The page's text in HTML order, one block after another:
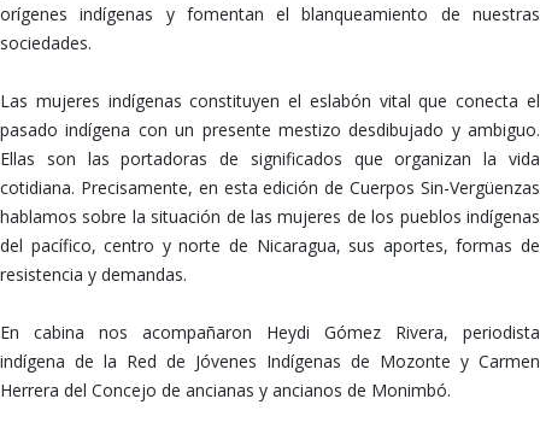
orígenes indígenas y fomentan el blanqueamiento de nuestras
sociedades.
Las mujeres indígenas constituyen el eslabón vital que conecta el
pasado indígena con un presente mestizo desdibujado y ambiguo.
Ellas son las portadoras de significados que organizan la vida
cotidiana. Precisamente, en esta edición de Cuerpos Sin-Vergüenzas
hablamos sobre la situación de las mujeres de los pueblos indígenas
del pacífico, centro y norte de Nicaragua, sus aportes, formas de
resistencia y demandas.
En cabina nos acompañaron Heydi Gómez Rivera, periodista
indígena de la Red de Jóvenes Indígenas de Mozonte y Carmen
Herrera del Concejo de ancianas y ancianos de Monimbó.